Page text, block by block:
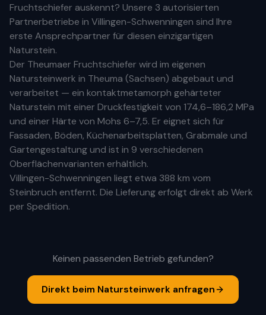
Fruchtschiefer auskennt? Unsere 3 autorisierten
Partnerbetriebe in Villingen-Schwenningen sind Ihre
erste Ansprechpartner für diesen einzigartigen
Naturstein.
Der Theumaer Fruchtschiefer wird im eigenen
Natursteinwerk in Theuma (Sachsen) abgebaut und
verarbeitet — ein kontaktmetamorph gehärteter
Naturstein mit einer Druckfestigkeit von 174,6–186,2 MPa
und einer Härte von Mohs 6–7,5. Er eignet sich für
Fassaden, Böden, Küchenarbeitsplatten, Grabmale und
Gartengestaltung und ist in 9 verschiedenen
Oberflächenvarianten erhältlich.
Villingen-Schwenningen liegt etwa 388 km vom
Steinbruch entfernt. Die Lieferung erfolgt direkt ab Werk
per Spedition.
Keinen passenden Betrieb gefunden?
Direkt beim Natursteinwerk anfragen